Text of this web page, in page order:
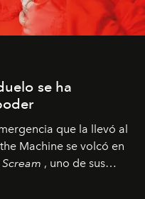
se ha
que la llevó al
Machine se volcó en
, uno de sus
fecha.